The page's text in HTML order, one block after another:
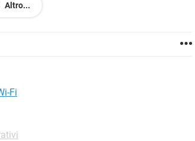
Chiedo aiuto a voi sperando di trovare
Altro...
Fi